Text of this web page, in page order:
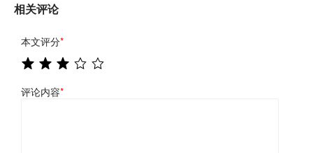
相关评论
本文评分*
评论内容*